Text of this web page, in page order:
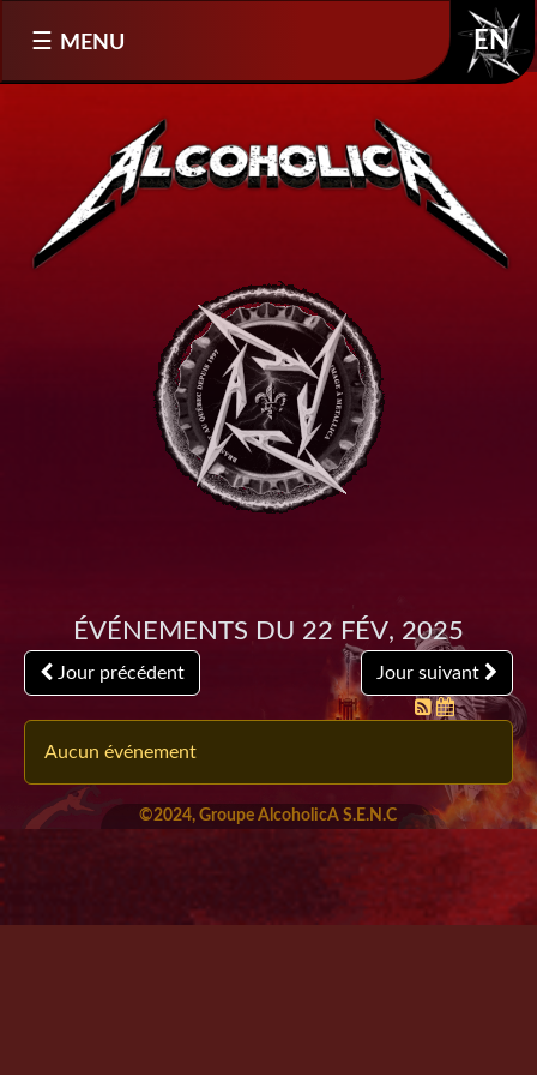
Événements du 22 Fév, 2025
Jour précédent Jour suivant
Aucun événement
©2024, Groupe AlcoholicA S.E.N.C
EN
MENU